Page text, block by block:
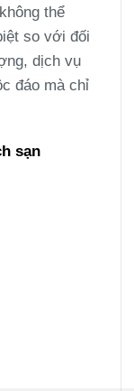
thể
so với đối
dịch vụ
đáo mà chỉ
sạn